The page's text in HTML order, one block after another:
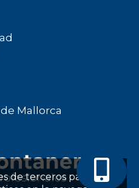
de terceros para
Mallorca